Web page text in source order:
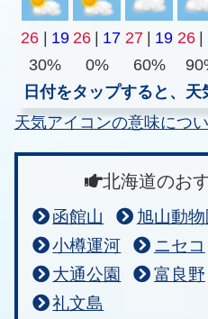
26 | 19 26 | 17 27 | 19 26 |
30%
0% 60%
日付をタップすると、
天気アイコンの意味につ
北海道のお
函館山 旭山動物
小樽運河
ニセコ
大通公園
富良野
礼文島